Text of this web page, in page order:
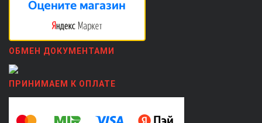
ОБМЕН ДОКУМЕНТАМИ
ПРИНИМАЕМ К ОПЛАТЕ